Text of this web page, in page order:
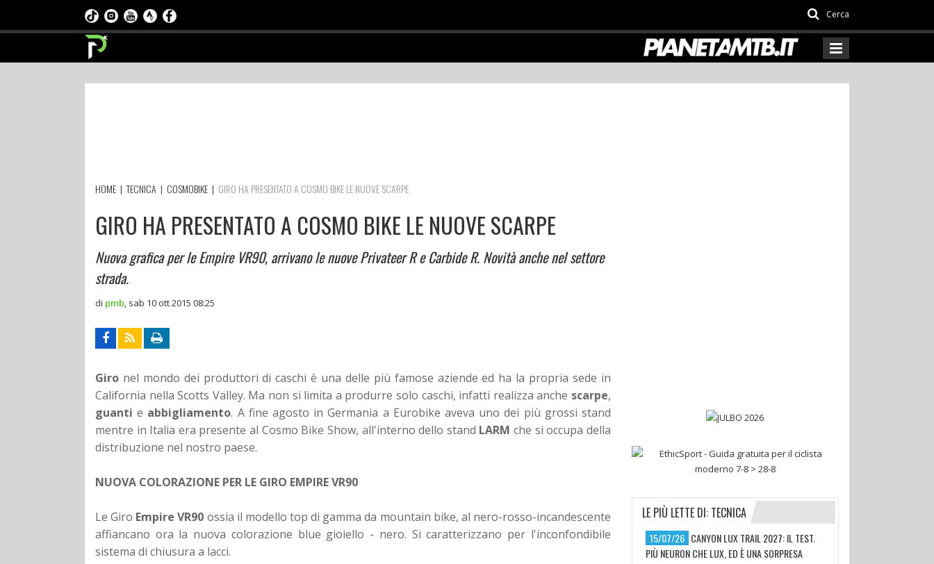
Cerca
HOME |TECNICA | COSMOBIKE | GIRO HA PRESENTATO A COSMO BIKE LE NUOVE SCARPE
GIRO HA PRESENTATO A COSMO BIKE LE NUOVE SCARPE
Nuova grafica per le Empire VR90, arrivano le nuove Privateer R e Carbide R. Novità anche nel settore
strada.
di pmb sab 10 ott 2015 08:25
Giro nel mondo dei produttori di caschi è una delle più famose aziende ed ha la propria sede in
California nella Scotts Valley. Ma non si limita a produrre solo caschi, infatti realizza anche scarpe,
guanti e abbigliamento. A fine agosto in Germania a Eurobike aveva uno dei più grossi stand
mentre in Italia era presente al Cosmo Bike Show, all'interno dello stand LARM che si occupa della
distribuzione nel nostro paese.
NUOVA COLORAZIONE PER LE GIRO EMPIRE VR90
Le Giro Empire VR90 ossia il modello top di gamma da mountain bike, al nero-rosso-incandescente
affiancano ora la nuova colorazione blue gioiello - nero. Si caratterizzano per l'inconfondibile
sistema di chiusura a lacci.
LE PIÙ LETTE DI: TECNICA
15/07/26 CANYON LUX TRAIL 2027: IL TEST.
PIÙ NEURON CHE LUX, ED È UNA SORPRESA